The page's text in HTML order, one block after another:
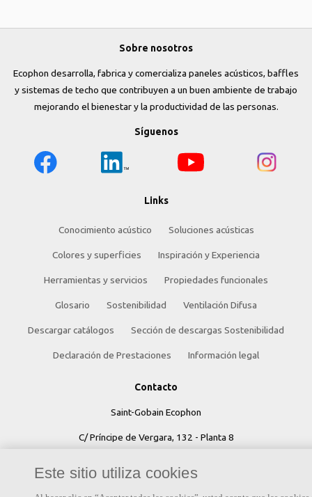
Sobre nosotros
Ecophon desarrolla, fabrica y comercializa paneles acústicos, baffles
y sistemas de techo que contribuyen a un buen ambiente de trabajo
mejorando el bienestar y la productividad de las personas.
Síguenos
Links
Conocimiento acústico Soluciones acústicas
Colores y superficies Inspiración y Experiencia
Herramientas y servicios Propiedades funcionales
Glosario Sostenibilidad Ventilación Difusa
Descargar catálogos Sección de descargas Sostenibilidad
Declaración de Prestaciones Información legal
Contacto
Saint-Gobain Ecophon
C/ Príncipe de Vergara, 132 - Planta 8
Este sitio utiliza cookies